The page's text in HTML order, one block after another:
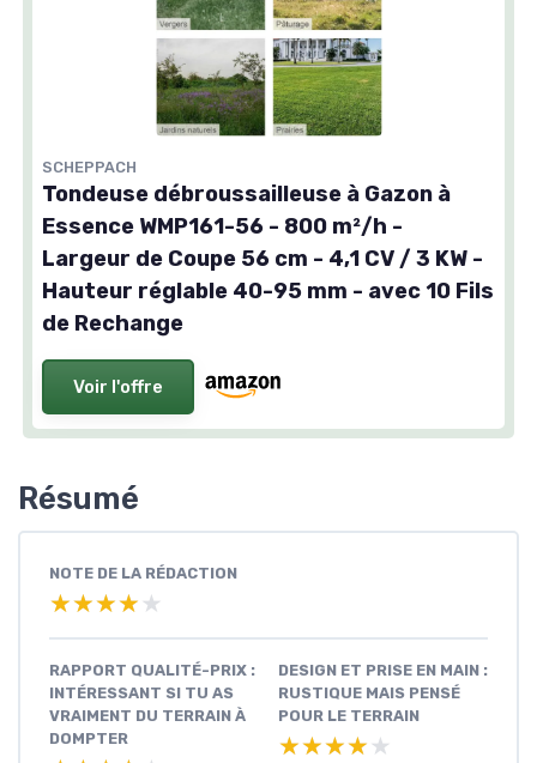
Tondeuse débroussailleuse à Gazon à
Essence WMP161-56 - 800 m²/h -
Largeur de Coupe 56 cm - 4,1 CV / 3
KW - Hauteur réglable 40-95 mm -
avec 10 Fils de Rechange
Voir l'offre
Résumé
★★★★★
★★★★★
PRIX : INTÉRESSANT SI
TU AS VRAIMENT DU
TERRAIN À DOMPTER
★★★★★
★★★★★
MAIN : RUSTIQUE MAIS
PENSÉ POUR LE
TERRAIN
★★★★★
★★★★★